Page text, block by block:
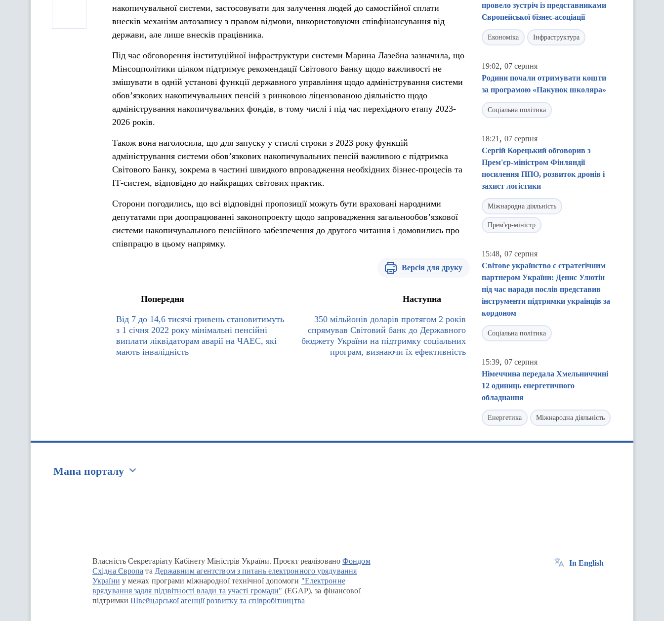
накопичувальної системи, застосовувати для залучення людей до самостійної сплати
внесків механізм автозапису з правом відмови, використовуючи співфінансування від
держави, але лише внесків працівника.
Під час обговорення інституційної інфраструктури системи Марина Лазебна зазначила, що
Мінсоцполітики цілком підтримує рекомендації Світового Банку щодо важливості не
змішувати в одній установі функції державного управління щодо адміністрування системи
обов’язкових накопичувальних пенсій з ринковою ліцензованою діяльністю щодо
адміністрування накопичувальних фондів, в тому числі і під час перехідного етапу 2023-
2026 років.
Також вона наголосила, що для запуску у стислі строки з 2023 року функцій
адміністрування системи обов’язкових накопичувальних пенсій важливою є підтримка
Світового Банку, зокрема в частині швидкого впровадження необхідних бізнес-процесів та
ІТ-систем, відповідно до найкращих світових практик.
Сторони погодились, що всі відповідні пропозиції можуть бути враховані народними
депутатами при доопрацюванні законопроекту щодо запровадження загальнообов’язкової
системи накопичувального пенсійного забезпечення до другого читання і домовились про
співпрацю в цьому напрямку.
Версія для друку
Попередня
Від 7 до 14,6 тисячі гривень становитимуть
з 1 січня 2022 року мінімальні пенсійні
виплати ліквідаторам аварії на ЧАЕС, які
мають інвалідність
Наступна
350 мільйонів доларів протягом 2 років
спрямував Світовий банк до Державного
бюджету України на підтримку соціальних
програм, визнаючи їх ефективність
провело зустріч із представниками
Європейської бізнес-асоціації
Економіка Інфраструктура
19:02, 07 серпня
Родини почали отримувати кошти
за програмою «Пакунок школяра»
Соціальна політика
18:21 , 07 серпня
Сергій Корецький обговорив з
Прем'єр-міністром Фінляндії
посилення ППО, розвиток дронів і
захист логістики
Міжнародна діяльність
Прем'єр-міністр
15:48, 07 серпня
Світове українство є стратегічним
партнером України: Денис Улютін
під час наради послів представив
інструменти підтримки українців за
кордоном
Соціальна політика
15:39, 07 серпня
Німеччина передала Хмельниччині
12 одиниць енергетичного
обладнання
Енергетика Міжнародна діяльність
Мапа порталу
Власність Секретаріату Кабінету Міністрів України. Проєкт реалізованоФондом
Східна Європа та Державним агентством з питань електронного урядування
України у межах програми міжнародної технічної допомоги "Електронне
врядування задля підзвітності влади та участі громади" (EGAP), за фінансової
підтримки Швейцарської агенції розвитку та співробітництва
In English